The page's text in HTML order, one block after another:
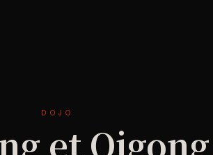
DOJO
et